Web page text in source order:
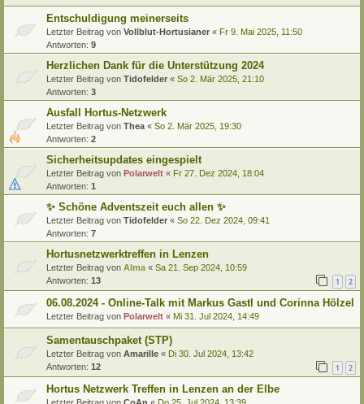
Entschuldigung meinerseits
Letzter Beitrag von Vollblut-Hortusianer « Fr 9. Mai 2025, 11:50
Antworten: 9
Herzlichen Dank für die Unterstützung 2024
Letzter Beitrag von Tidofelder « So 2. Mär 2025, 21:10
Antworten: 3
Ausfall Hortus-Netzwerk
Letzter Beitrag von Thea « So 2. Mär 2025, 19:30
Antworten: 2
Sicherheitsupdates eingespielt
Letzter Beitrag von Polarwelt « Fr 27. Dez 2024, 18:04
Antworten: 1
✨ Schöne Adventszeit euch allen ✨
Letzter Beitrag von Tidofelder « So 22. Dez 2024, 09:41
Antworten: 7
Hortusnetzwerktreffen in Lenzen
Letzter Beitrag von Alma « Sa 21. Sep 2024, 10:59
Antworten: 13 1 2
06.08.2024 - Online-Talk mit Markus Gastl und Corinna Hölzel
Letzter Beitrag von Polarwelt « Mi 31. Jul 2024, 14:49
Samentauschpaket (STP)
Letzter Beitrag von Amarille « Di 30. Jul 2024, 13:42
Antworten: 12 1 2
Hortus Netzwerk Treffen in Lenzen an der Elbe